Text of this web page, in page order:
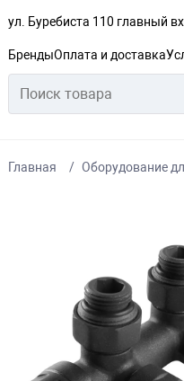
ул. Буребиста 110 главный
БрендыОплата и доставка
Главная Оборудование